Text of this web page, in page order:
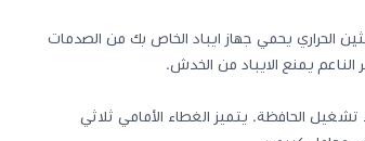
يحمي جهاز ايباد الخاص بك من الصدمات
الناعم يمنع الايباد من الخدش.
الحافظة. يتميز الغطاء الأمامي ثلاثي